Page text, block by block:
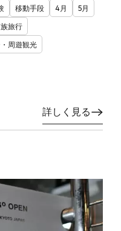
移動手段 4月
5月
旅行
周遊観光
詳しく見る